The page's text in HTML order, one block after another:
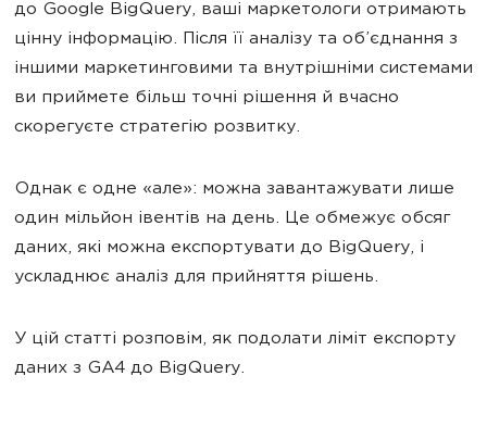
до Google BigQuery, ваші маркетологи отримають
цінну інформацію. Після її аналізу та об’єднання з
іншими маркетинговими та внутрішніми системами
ви приймете більш точні рішення й вчасно
скорегуєте стратегію розвитку.
Однак є одне «але»: можна завантажувати лише
один мільйон івентів на день. Це обмежує обсяг
даних, які можна експортувати до BigQuery, і
ускладнює аналіз для прийняття рішень.
У цій статті розповім, як подолати ліміт експорту
даних з GA4 до BigQuery.